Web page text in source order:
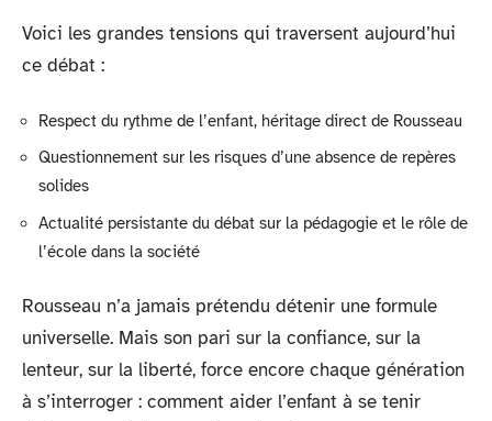
Voici les grandes tensions qui traversent aujourd’hui
ce débat :
Respect du rythme de l’enfant, héritage direct de Rousseau
Questionnement sur les risques d’une absence de repères
solides
Actualité persistante du débat sur la pédagogie et le rôle de
l’école dans la société
Rousseau n’a jamais prétendu détenir une formule
universelle. Mais son pari sur la confiance, sur la
lenteur, sur la liberté, force encore chaque génération
à s’interroger : comment aider l’enfant à se tenir